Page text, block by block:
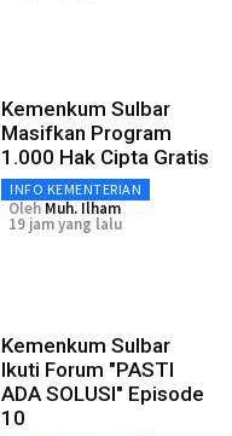
Kemenkum Sulbar
Masifkan Program
1.000 Hak Cipta Gratis
INFO KEMENTERIAN
Oleh Muh. Ilham
19 jam yang lalu
Kemenkum Sulbar
Ikuti Forum "PASTI
ADA SOLUSI" Episode
10